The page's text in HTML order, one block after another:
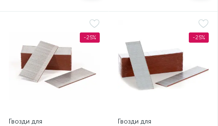
-25%
Гвозди для
-25%
Гвозди для